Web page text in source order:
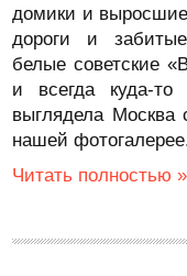
домики и
дороги и
белые советские
и всегда куда-
выглядела Москва
нашей
Читать полностью »